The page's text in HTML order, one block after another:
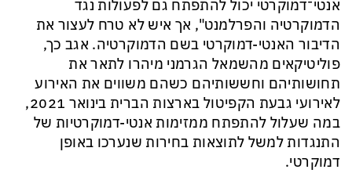
אנטי־דמוקרטי יכול להתפתח גם לפעולות נגד
הדמוקרטיה והפרלמנט", אך איש לא טרח לעצור את
הדיבור האנטי-דמוקרטי בשם הדמוקרטיה. אגב כך,
פוליטיקאים מהשמאל הגרמני מיהרו לתאר את
תחושותיהם וחששותיהם כשהם משווים את האירוע
לאירועי גבעת הקפיטול בארצות הברית בינואר 2021,
במה שעלול להתפתח ממזימות אנטי-דמוקרטיות של
התנגדות למשל לתוצאות בחירות שנערכו באופן
דמוקרטי.